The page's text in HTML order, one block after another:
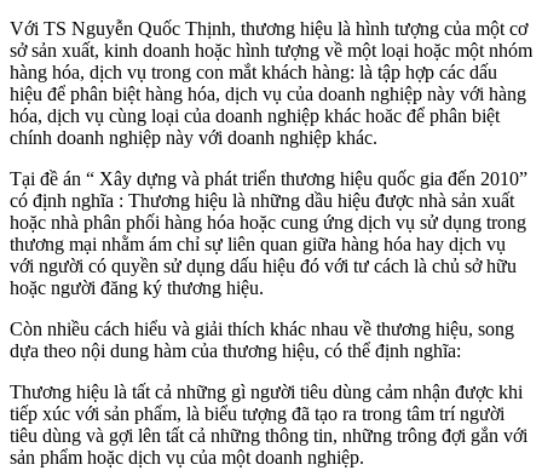
Với TS Nguyễn Quốc Thịnh, thương hiệu là hình tượng của một cơ
sở sản xuất, kinh doanh hoặc hình tượng về một loại hoặc một nhóm
hàng hóa, dịch vụ trong con mắt khách hàng: là tập hợp các dấu
hiệu để phân biệt hàng hóa, dịch vụ của doanh nghiệp này với hàng
hóa, dịch vụ cùng loại của doanh nghiệp khác hoăc để phân biệt
chính doanh nghiệp này với doanh nghiệp khác.
Tại đề án “ Xây dựng và phát triển thương hiệu quốc gia đến 2010”
có định nghĩa : Thương hiệu là những dầu hiệu được nhà sản xuất
hoặc nhà phân phối hàng hóa hoặc cung ứng dịch vụ sử dụng trong
thương mại nhằm ám chỉ sự liên quan giữa hàng hóa hay dịch vụ
với người có quyền sử dụng dấu hiệu đó với tư cách là chủ sở hữu
hoặc người đăng ký thương hiệu.
Còn nhiều cách hiểu và giải thích khác nhau về thương hiệu, song
dựa theo nội dung hàm của thương hiệu, có thể định nghĩa:
Thương hiệu là tất cả những gì người tiêu dùng cảm nhận được khi
tiếp xúc với sản phẩm, là biểu tượng đã tạo ra trong tâm trí người
tiêu dùng và gợi lên tất cả những thông tin, những trông đợi gắn với
sản phẩm hoặc dịch vụ của một doanh nghiệp.